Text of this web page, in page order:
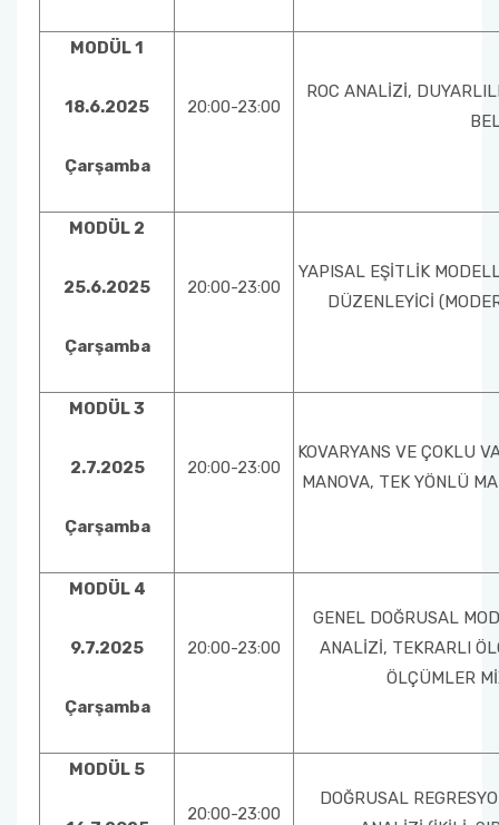
MODÜL 1
18.6.2025
Çarşamba
20:00-23:00
ROC ANALİZİ,
MODÜL 2
25.6.2025
Çarşamba
20:00-23:00
YAPISAL EŞİTLİK
DÜZENLEYİCİ
MODÜL 3
2.7.2025
Çarşamba
20:00-23:00
KOVARYANS VE ÇOKLU
MANOVA, TEK YÖNLÜ
MODÜL 4
9.7.2025
Çarşamba
20:00-23:00
GENEL DOĞRUSAL
ANALİZİ, TEKRARLI
ÖLÇÜMLER
MODÜL 5
20:00-23:00
DOĞRUSAL